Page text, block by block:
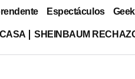
Espectáculos Geek
SHEINBAUM